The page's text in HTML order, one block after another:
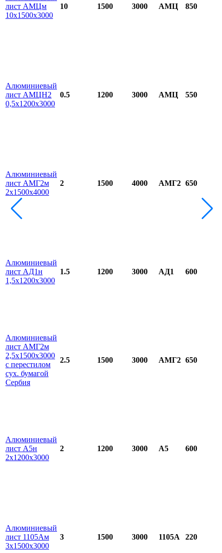
лист АМЦм
10х1500х3000
10 1500 3000 АМЦ 850
Алюминиевый
лист АМЦН2
0,5х1200х3000
0.5 1200 3000 АМЦ 550
Алюминиевый
лист АМГ2м
2х1500х4000
2 1500 4000 АМГ2 650
Алюминиевый
лист АД1н
1,5х1200х3000
1.5 1200 3000 АД1 600
Алюминиевый
лист АМГ2м
2,5х1500х3000
с перестилом
сух. бумагой
Сербия
2.5 1500 3000 АМГ2 650
Алюминиевый
лист А5н
2х1200х3000
2 1200 3000 А5 600
Алюминиевый
лист 1105Ам
3х1500х3000
3 1500 3000 1105А 220